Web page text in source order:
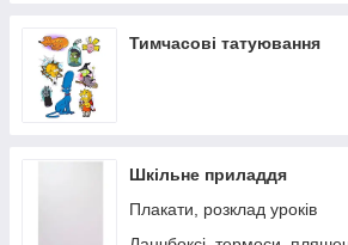
Фоторамки і фотоальбоми
Тимчасові татуювання
Шкільне приладдя
Плакати, розклад уроків